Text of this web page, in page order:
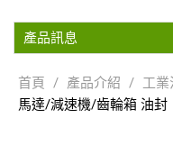
產品訊息
首頁 / 產品介紹 / 工業
馬達/減速機/齒輪箱 油封